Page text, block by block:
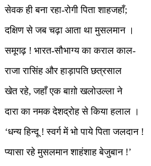
सेवक ही बना रहा-रोगी पिता शाहजहाँ;
दक्षिण से जब चढ़ा आता था मुसलमान ।
समूगढ़ ! भारत-सौभाग्य का कराल काल-
राजा रासिंह और हाड़ापति छत्रसाल
खेत रहे, जहाँ एक बाग़ो खलोउल्ला ने
दारा का नमक देशद्रोह से किया हलाल ।
‘धन्य हिन्दू ! स्वर्ग में भो पाये पिता जलदान !
प्यासा रहे मुसलमान शाहंशाह बेजुबान !’